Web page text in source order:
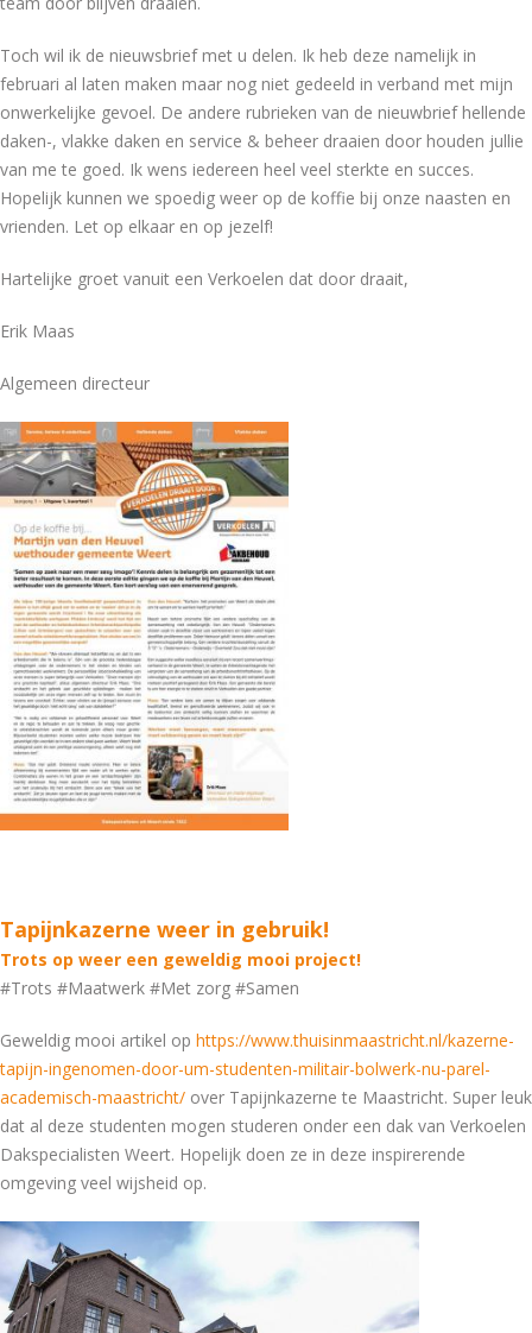
Toch wil ik de nieuwsbrief met u delen. Ik heb deze namelijk in
februari al laten maken maar nog niet gedeeld in verband met mijn
onwerkelijke gevoel. De andere rubrieken van de nieuwbrief hellende
daken-, vlakke daken en service & beheer draaien door houden jullie
van me te goed. Ik wens iedereen heel veel sterkte en succes.
Hopelijk kunnen we spoedig weer op de koffie bij onze naasten en
vrienden. Let op elkaar en op jezelf!
Hartelijke groet vanuit een Verkoelen dat door draait,
Erik Maas
Algemeen directeur
Tapijnkazerne weer in gebruik!
Trots op weer een geweldig mooi project!
#Trots #Maatwerk #Met zorg #Samen
Geweldig mooi artikel op https://www.thuisinmaastricht.nl/kazerne-
tapijn-ingenomen-door-um-studenten-militair-bolwerk-nu-parel-
academisch-maastricht/ over Tapijnkazerne te Maastricht. Super leuk
dat al deze studenten mogen studeren onder een dak van Verkoelen
Dakspecialisten Weert. Hopelijk doen ze in deze inspirerende
omgeving veel wijsheid op.